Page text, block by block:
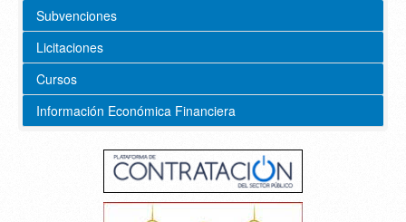
Subvenciones
Licitaciones
Cursos
Información Económica Financiera